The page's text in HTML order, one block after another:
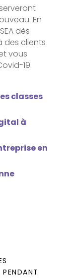
En
dès
des clients
vous
19.
classes
à
en